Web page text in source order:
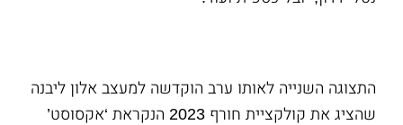
התצוגה השנייה לאותו ערב הוקדשה למעצב אלון ליבנה
שהציג את קולקציית חורף 2023 הנקראת ‘אקסוסט’